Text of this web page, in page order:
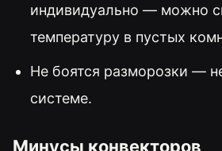
индивидуально — можно
температуру в пустых
Не боятся разморозки —
системе.
Минусы конвекторов